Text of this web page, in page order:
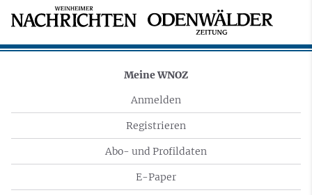
Meine WNOZ
Anmelden
Registrieren
Abo- und Profildaten
E-Paper